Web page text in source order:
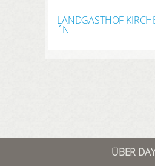
LANDGASTHOF
´N
ÜBER